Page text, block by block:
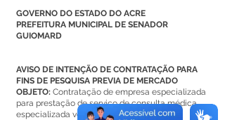
GOVERNO DO ESTADO DO ACRE
PREFEITURA MUNICIPAL DE SENADOR
GUIOMARD
AVISO DE INTENÇÃO DE CONTRATAÇÃO PARA
FINS DE PESQUISA PREVIA DE MERCADO
OBJETO: Contratação de empresa especializada
para prestação de serviço de consulta médica
especializada voltados ao atendimento de